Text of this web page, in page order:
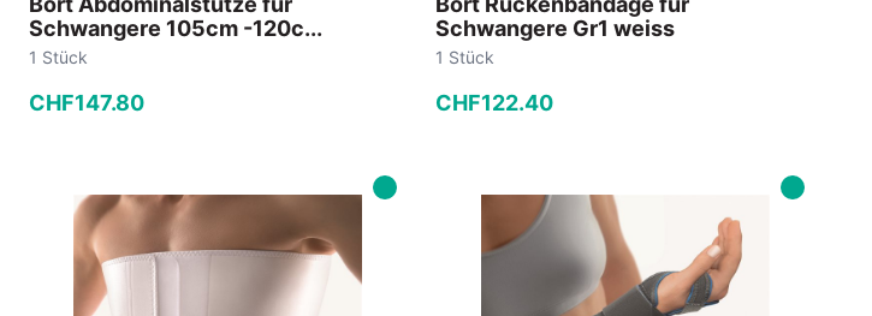
Schwangere 105cm -120c...
1 Stück
CHF147.80
In den Warenkorb
Schwangere Gr1 weiss
1 Stück
CHF122.40
In den Warenkorb